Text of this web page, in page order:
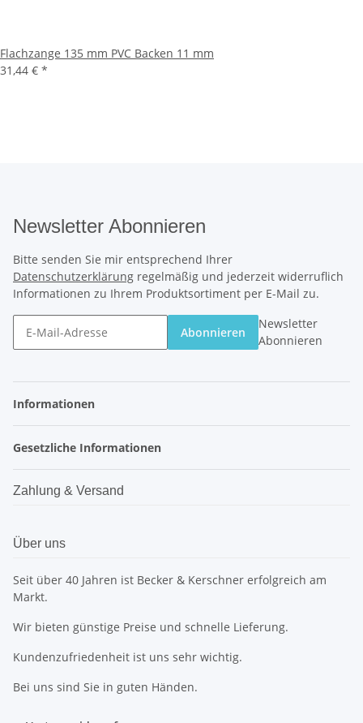
Flachzange 135 mm PVC Backen 11 mm
31,44 € *
Newsletter Abonnieren
Bitte senden Sie mir entsprechend Ihrer
Datenschutzerklärung regelmäßig und jederzeit widerruflich
Informationen zu Ihrem Produktsortiment per E-Mail zu.
Abonnieren
Newsletter
Abonnieren
Informationen
Gesetzliche Informationen
Zahlung & Versand
Über uns
Seit über 40 Jahren ist Becker & Kerschner erfolgreich am
Markt.
Wir bieten günstige Preise und schnelle Lieferung.
Kundenzufriedenheit ist uns sehr wichtig.
Bei uns sind Sie in guten Händen.